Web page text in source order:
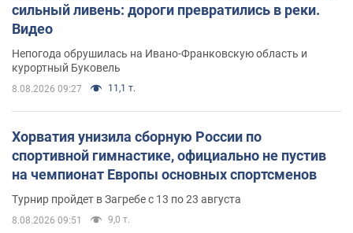
сильный ливень: дороги превратились в реки.
Видео
Непогода обрушилась на Ивано-Франковскую область и
курортный Буковель
8.08.2026 09:27 11,1 т.
Хорватия унизила сборную России по
спортивной гимнастике, официально не пустив
на чемпионат Европы основных спортсменов
Турнир пройдет в Загребе с 13 по 23 августа
8.08.2026 09:51 9,0 т.